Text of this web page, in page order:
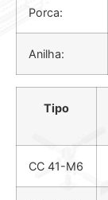
Porca:
Anilha:
Tipo
CC 41-M6